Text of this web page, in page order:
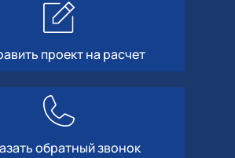
проект на расчет
обратный звонок